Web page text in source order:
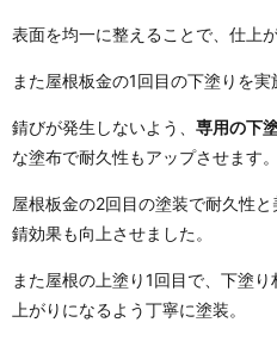
表面を均一に整えることで、仕上
また屋根板金の1回目の下塗りを実
錆びが発生しないよう、 専用の下
な塗布で耐久性もアップさせます。
屋根板金の2回目の塗装で耐久性
錆効果も向上させました。
また屋根の上塗り1回目で、下塗
上がりになるよう丁寧に塗装。